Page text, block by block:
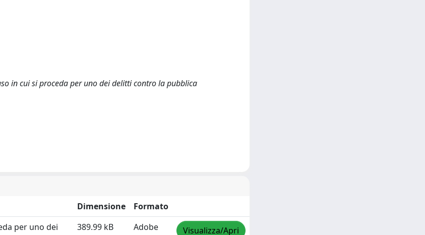
in cui si proceda per uno dei delitti contro la pubblica
Dimensione
Formato
per uno dei
389.99 kB
Adobe
Visualizza/Apri